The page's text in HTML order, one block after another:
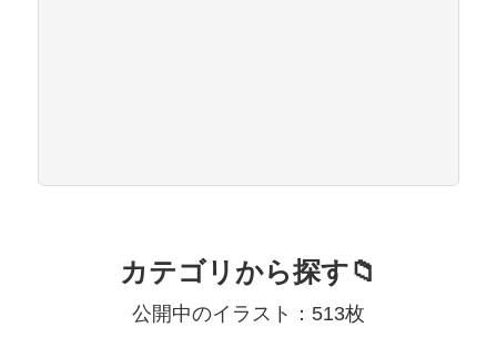
カテゴリから探す📁
公開中のイラスト：513枚